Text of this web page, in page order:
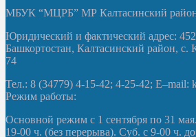
МБУК “МЦРБ” МР Калтасинский
Юридический и фактический адрес:
Башкортостан, Калтасинский район, с.
74
Тел.: 8 (34779) 4-15-42; 4-25-42; E–mail:
Режим работы:
Основной режим с 1 сентября по 31
19-00 ч. (без перерыва). Суб. с 9-00 ч.